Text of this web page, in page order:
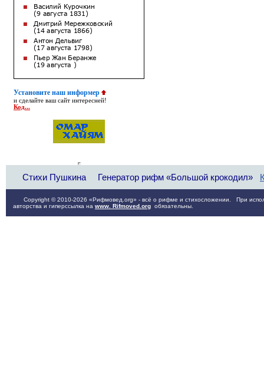
Установите наш информер
и сделайте ваш сайт интересней!
Код...
Стихи Пушкина Генератор рифм «Большой крокодил»
Copyright © 2010-2026 «Рифмовед.org» - всё о рифме и стихосложении. При
авторства и гиперссылка на www. Rifmoved.org обязательны.